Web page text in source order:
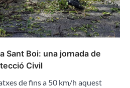
Sant Boi: una jornada de
Civil
de fins a 50 km/h aquest